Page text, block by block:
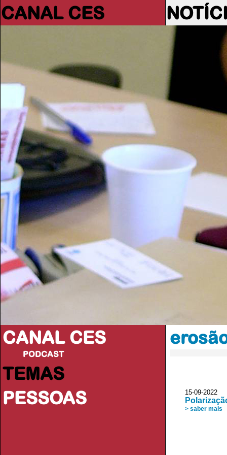
CANAL CES
CANAL CES
PODCAST
TEMAS
PESSOAS
15-09-
> saber mais